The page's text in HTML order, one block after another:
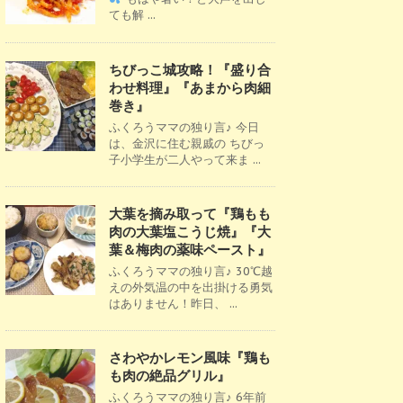
ても解 ...
ちびっこ城攻略！『盛り合
わせ料理』『あまから肉細
巻き』
ふくろうママの独り言♪ 今日
は、金沢に住む親戚の ちびっ
子小学生が二人やって来ま ...
大葉を摘み取って『鶏もも
肉の大葉塩こうじ焼』『大
葉＆梅肉の薬味ペースト』
ふくろうママの独り言♪ 30℃越
えの外気温の中を出掛ける勇気
はありません！昨日、 ...
さわやかレモン風味『鶏も
も肉の絶品グリル』
ふくろうママの独り言♪ 6年前